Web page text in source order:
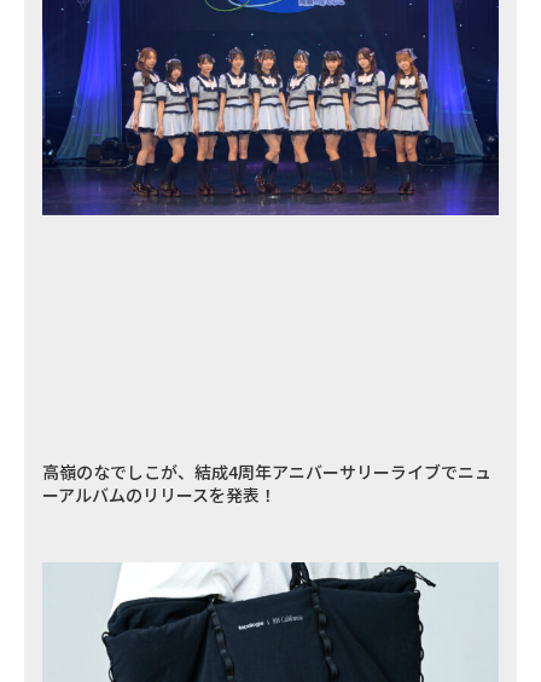
高嶺のなでしこが、結成4周年アニバーサリーライブでニュ
ーアルバムのリリースを発表！